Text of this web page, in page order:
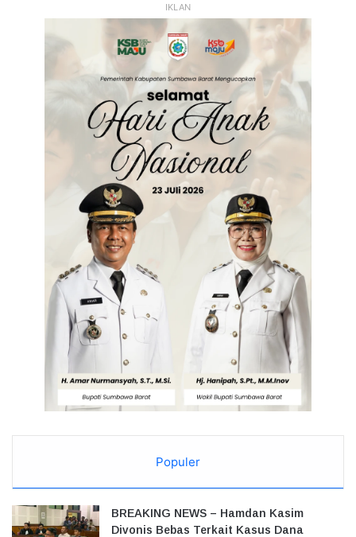
IKLAN
Populer
BREAKING NEWS – Hamdan Kasim
Divonis Bebas Terkait Kasus Dana